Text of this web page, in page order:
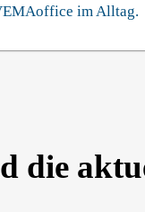
im Alltag.
die